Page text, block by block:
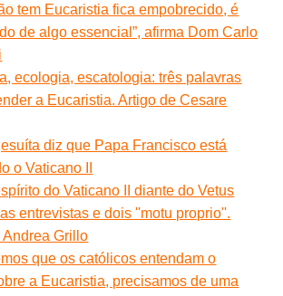
tem Eucaristia fica empobrecido, é
de algo essencial”, afirma Dom Carlo
ecologia, escatologia: três palavras
a Eucaristia. Artigo de Cesare
diz que Papa Francisco está
o Vaticano II
do Vaticano II diante do Vetus
entrevistas e dois ''motu proprio''.
Andrea Grillo
que os católicos entendam o
a Eucaristia, precisamos de uma